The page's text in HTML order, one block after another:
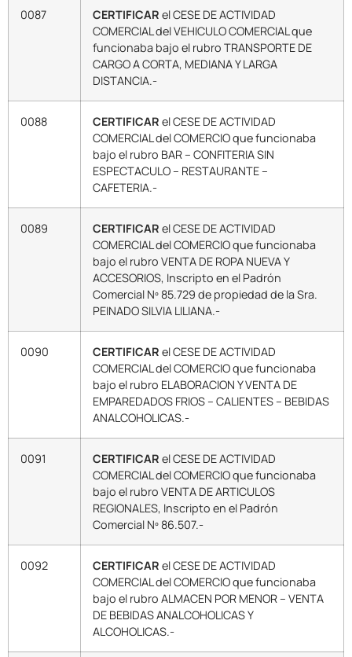
0087 CERTIFICAR el CESE DE ACTIVIDAD
COMERCIAL del VEHICULO COMERCIAL que
funcionaba bajo el rubro TRANSPORTE DE
CARGO A CORTA, MEDIANA Y LARGA
DISTANCIA.-
0088 CERTIFICAR el CESE DE ACTIVIDAD
COMERCIAL del COMERCIO que funcionaba
bajo el rubro BAR – CONFITERIA SIN
ESPECTACULO – RESTAURANTE –
CAFETERIA.-
0089 CERTIFICAR el CESE DE ACTIVIDAD
COMERCIAL del COMERCIO que funcionaba
bajo el rubro VENTA DE ROPA NUEVA Y
ACCESORIOS, Inscripto en el Padrón
Comercial Nº 85.729 de propiedad de la Sra.
PEINADO SILVIA LILIANA.-
0090 CERTIFICAR el CESE DE ACTIVIDAD
COMERCIAL del COMERCIO que funcionaba
bajo el rubro ELABORACION Y VENTA DE
EMPAREDADOS FRIOS – CALIENTES – BEBIDAS
ANALCOHOLICAS.-
0091 CERTIFICAR el CESE DE ACTIVIDAD
COMERCIAL del COMERCIO que funcionaba
bajo el rubro VENTA DE ARTICULOS
REGIONALES, Inscripto en el Padrón
Comercial Nº 86.507.-
0092 CERTIFICAR el CESE DE ACTIVIDAD
COMERCIAL del COMERCIO que funcionaba
bajo el rubro ALMACEN POR MENOR – VENTA
DE BEBIDAS ANALCOHOLICAS Y
ALCOHOLICAS.-